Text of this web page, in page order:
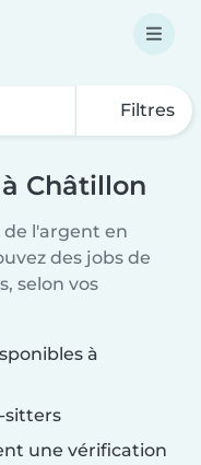
Filtres
Châtillon
l'argent en
des jobs de
selon vos
à
sitters
une vérification